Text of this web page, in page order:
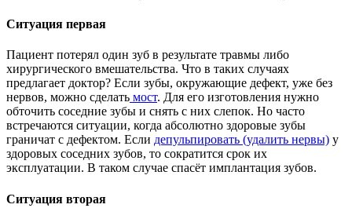
Ситуация первая
Пациент потерял один зуб в результате травмы либо
хирургического вмешательства. Что в таких случаях
предлагает доктор? Если зубы, окружающие дефект, уже без
нервов, можно сделать мост. Для его изготовления нужно
обточить соседние зубы и снять с них слепок. Но часто
встречаются ситуации, когда абсолютно здоровые зубы
граничат с дефектом. Если депульпировать (удалить нервы) у
здоровых соседних зубов, то сократится срок их
эксплуатации. В таком случае спасёт имплантация зубов.
Ситуация вторая